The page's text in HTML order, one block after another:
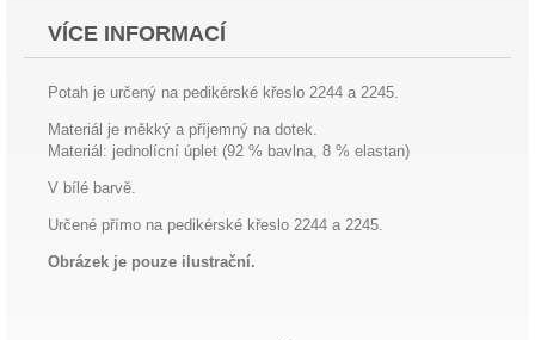
VÍCE INFORMACÍ
Potah je určený na pedikérské křeslo 2244 a 2245.
Materiál je měkký a příjemný na dotek.
Materiál: jednolícní úplet (92 % bavlna, 8 % elastan)
V bílé barvě.
Určené přímo na pedikérské křeslo 2244 a 2245.
Obrázek je pouze ilustrační.